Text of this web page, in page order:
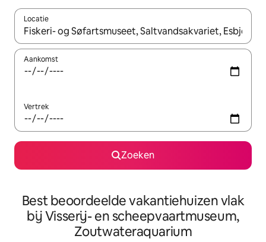
Locatie
Wanneer er suggesties beschikbaar zijn, maak je een keuze
Aankomst
Vertrek
Zoeken
Best beoordeelde vakantiehuizen vlak
bij Visserij- en scheepvaartmuseum,
Zoutwateraquarium